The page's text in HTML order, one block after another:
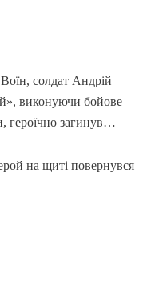
солдат Андрій
виконуючи бойове
героїчно загинув…
на щиті повернувся